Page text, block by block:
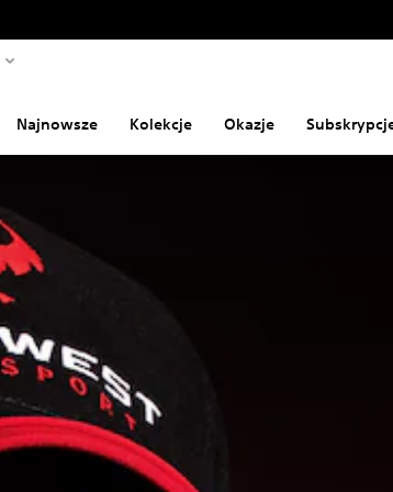
Najnowsze Kolekcje Okazje